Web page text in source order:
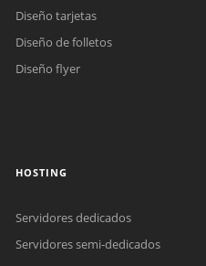
Diseño tarjetas
Diseño de folletos
Diseño flyer
HOSTING
Servidores dedicados
Servidores semi-dedicados